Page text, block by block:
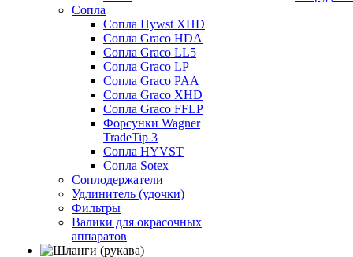
Сопла
Сопла Hywst XHD
Сопла Graco HDA
Сопла Graco LL5
Сопла Graco LP
Сопла Graco PAA
Сопла Graco XHD
Сопла Graco FFLP
Форсунки Wagner
TradeTip 3
Сопла HYVST
Сопла Sotex
Соплодержатели
Удлинитель (удочки)
Фильтры
Валики для окрасочных
аппаратов